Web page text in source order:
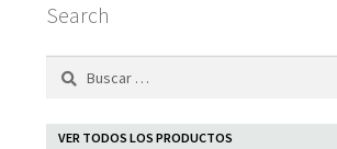
Search
Buscar:
VER TODOS LOS PRODUCTOS